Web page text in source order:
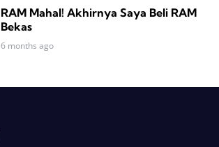
RAM Mahal! Akhirnya Saya Beli RAM
Bekas
6 months ago